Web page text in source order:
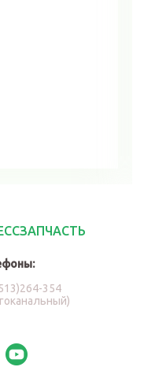
354